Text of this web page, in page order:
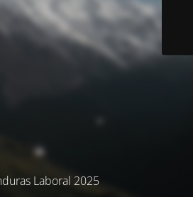
Laboral 2025